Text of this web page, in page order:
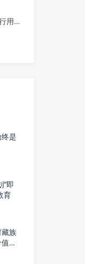
荟郑涵文缔
与时间赛跑，广发银行哈尔滨上游街支行用心守护生命安全
是
”即
育
族